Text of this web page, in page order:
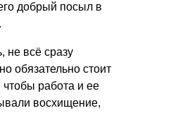
добрый посыл в
не всё сразу
обязательно стоит
чтобы работа и ее
восхищение,